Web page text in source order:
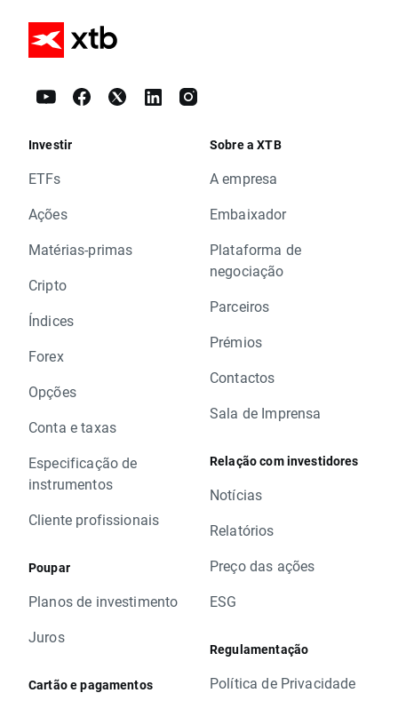
Investir
ETFs
Ações
Matérias-primas
Cripto
Índices
Forex
Opções
Conta e taxas
Especificação de
instrumentos
Cliente profissionais
Poupar
Planos de investimento
Juros
Cartão e pagamentos
Sobre a XTB
A empresa
Embaixador
Plataforma de
negociação
Parceiros
Prémios
Contactos
Sala de Imprensa
Relação com investidores
Notícias
Relatórios
Preço das ações
ESG
Regulamentação
Política de Privacidade